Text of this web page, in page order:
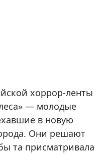
хоррор-ленты
— молодые
в новую
Они решают
та присматривала